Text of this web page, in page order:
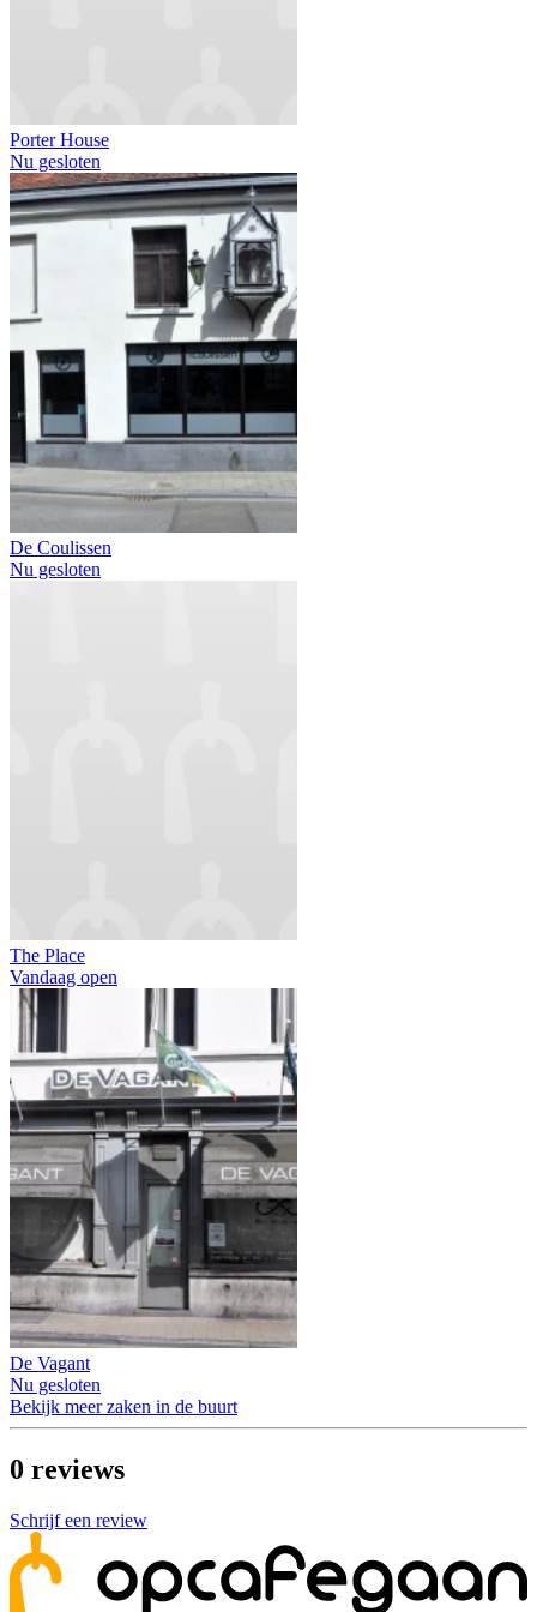
Porter House
Nu gesloten
De Coulissen
Nu gesloten
The Place
Vandaag open
De Vagant
Nu gesloten
Bekijk meer zaken in de buurt
0 reviews
Schrijf een review